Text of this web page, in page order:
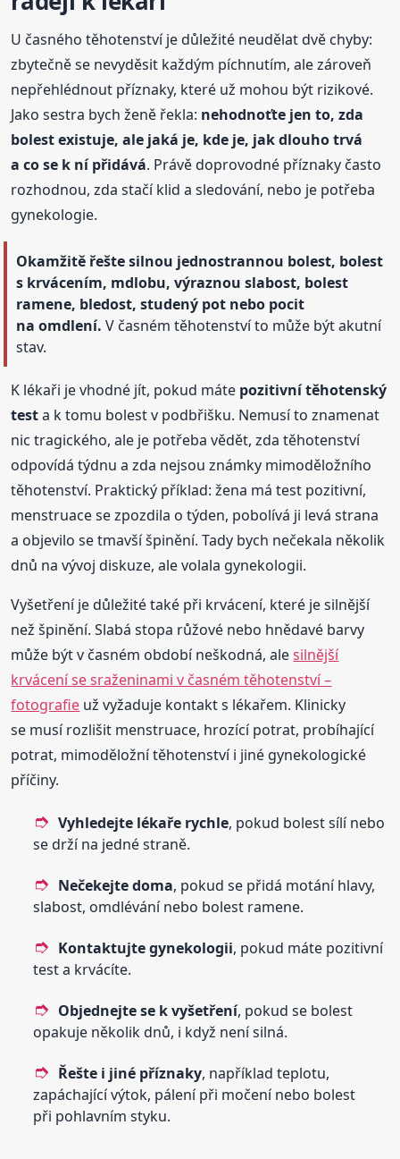
U časného těhotenství je důležité neudělat dvě chyby:
zbytečně se nevyděsit každým píchnutím, ale zároveň
nepřehlédnout příznaky, které už mohou být rizikové.
Jako sestra bych ženě řekla: nehodnoťte jen to, zda
bolest existuje, ale jaká je, kde je, jak dlouho trvá
a co se k ní přidává. Právě doprovodné příznaky často
rozhodnou, zda stačí klid a sledování, nebo je potřeba
gynekologie.
Okamžitě řešte silnou jednostrannou bolest, bolest
s krvácením, mdlobu, výraznou slabost, bolest
ramene, bledost, studený pot nebo pocit
na omdlení. V časném těhotenství to může být akutní
stav.
K lékaři je vhodné jít, pokud máte pozitivní těhotenský
testa k tomu bolest v podbřišku. Nemusí to znamenat
nic tragického, ale je potřeba vědět, zda těhotenství
odpovídá týdnu a zda nejsou známky mimoděložního
těhotenství. Praktický příklad: žena má test pozitivní,
menstruace se zpozdila o týden, pobolívá ji levá strana
a objevilo se tmavší špinění. Tady bych nečekala několik
dnů na vývoj diskuze, ale volala gynekologii.
Vyšetření je důležité také při krvácení, které je silnější
než špinění. Slabá stopa růžové nebo hnědavé barvy
může být v časném období neškodná, alesilnější
krvácení se sraženinami v časném těhotenství –
fotografie už vyžaduje kontakt s lékařem. Klinicky
se musí rozlišit menstruace, hrozící potrat, probíhající
potrat, mimoděložní těhotenství i jiné gynekologické
příčiny.
Vyhledejte lékaře rychle, pokud bolest sílí nebo
se drží na jedné straně.
Nečekejte doma, pokud se přidá motání hlavy,
slabost, omdlévání nebo bolest ramene.
Kontaktujte gynekologii, pokud máte pozitivní
test a krvácíte.
Objednejte se k vyšetření, pokud se bolest
opakuje několik dnů, i když není silná.
Řešte i jiné příznaky, například teplotu,
zapáchající výtok, pálení při močení nebo bolest
při pohlavním styku.